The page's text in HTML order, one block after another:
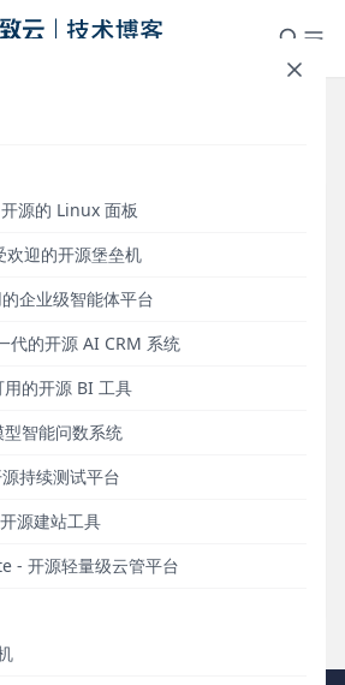
源的 Linux 面板
迎的开源堡垒机
企业级智能体平台
代的开源 AI CRM 系统
的开源 BI 工具
智能问数系统
持续测试平台
源建站工具
- 开源轻量级云管平台
看中国：2024年高考数据